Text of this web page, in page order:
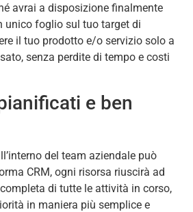
avrai a disposizione finalmente
unico foglio sul tuo target di
il tuo prodotto e/o servizio solo a
senza perdite di tempo e costi
e ben
del team aziendale può
CRM, ogni risorsa riuscirà ad
di tutte le attività in corso,
in maniera più semplice e